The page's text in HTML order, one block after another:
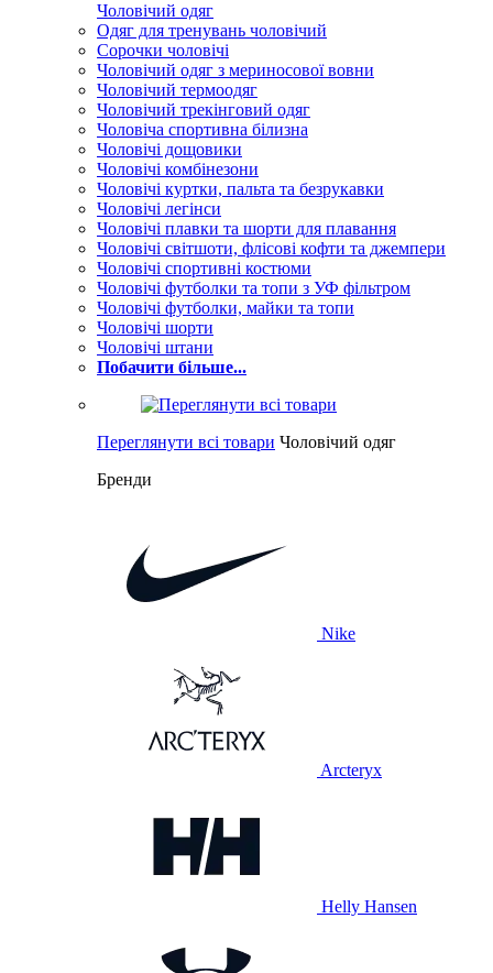
Чоловічий одяг
Одяг для тренувань чоловічий
Сорочки чоловічі
Чоловічий одяг з мериносової вовни
Чоловічий термоодяг
Чоловічий трекінговий одяг
Чоловіча спортивна білизна
Чоловічі дощовики
Чоловічі комбінезони
Чоловічі куртки, пальта та безрукавки
Чоловічі легінси
Чоловічі плавки та шорти для плавання
Чоловічі світшоти, флісові кофти та джемпери
Чоловічі спортивні костюми
Чоловічі футболки та топи з УФ фільтром
Чоловічі футболки, майки та топи
Чоловічі шорти
Чоловічі штани
Побачити більше...
Переглянути всі товари Чоловічий одяг
Бренди
Nike
Arcteryx
Helly Hansen